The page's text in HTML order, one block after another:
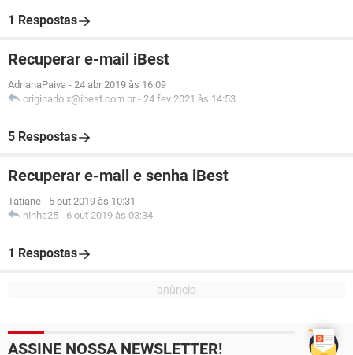
1 Respostas
Recuperar e-mail iBest
AdrianaPaiva - 24 abr 2019 às 16:09
originado.x@ibest.com.br - 24 fev 2021 às 14:53
5 Respostas
Recuperar e-mail e senha iBest
Tatiane - 5 out 2019 às 10:31
ninha25 - 6 out 2019 às 03:34
1 Respostas
ASSINE NOSSA NEWSLETTER!